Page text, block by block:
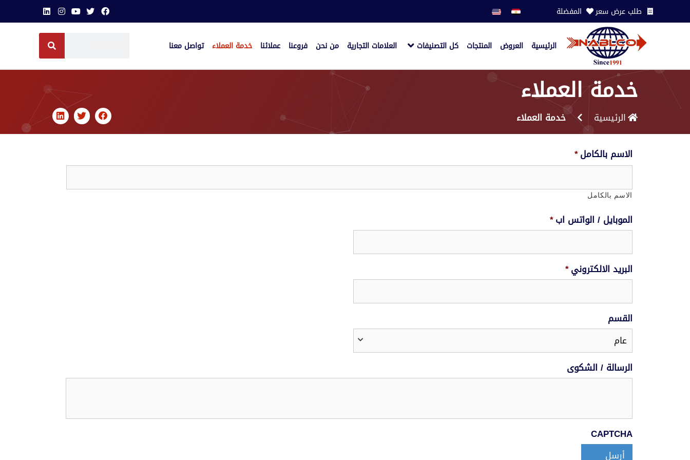
طلب عرض سعر المفضلة
الرئيسية العروض المنتجات كل التصنيفات العلامات التجارية من نحن فروعنا عملائنا خدمة العملاء تواصل معنا
خدمة العملاء
الرئيسية خدمة العملاء
الاسم بالكامل*
الاسم بالكامل
الموبايل / الواتس اب*
البريد الالكتروني*
القسم
الرسالة / الشكوى
CAPTCHA